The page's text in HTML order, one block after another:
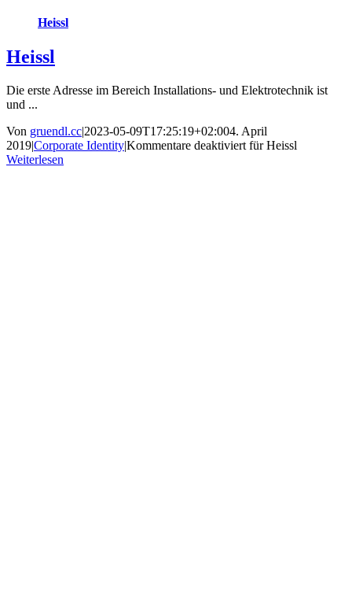
Heissl
Heissl
Die erste Adresse im Bereich Installations- und Elektrotechnik ist
und ...
Von gruendl.cc|2023-05-09T17:25:19+02:004. April
2019|Corporate Identity|Kommentare deaktiviert für Heissl
Weiterlesen